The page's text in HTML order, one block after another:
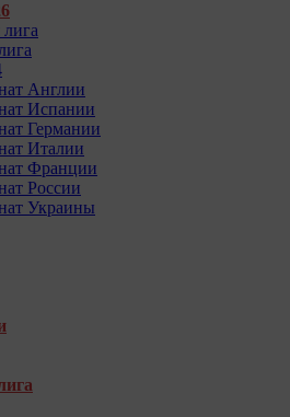
Англии
Испании
Германии
Италии
Франции
России
Украины